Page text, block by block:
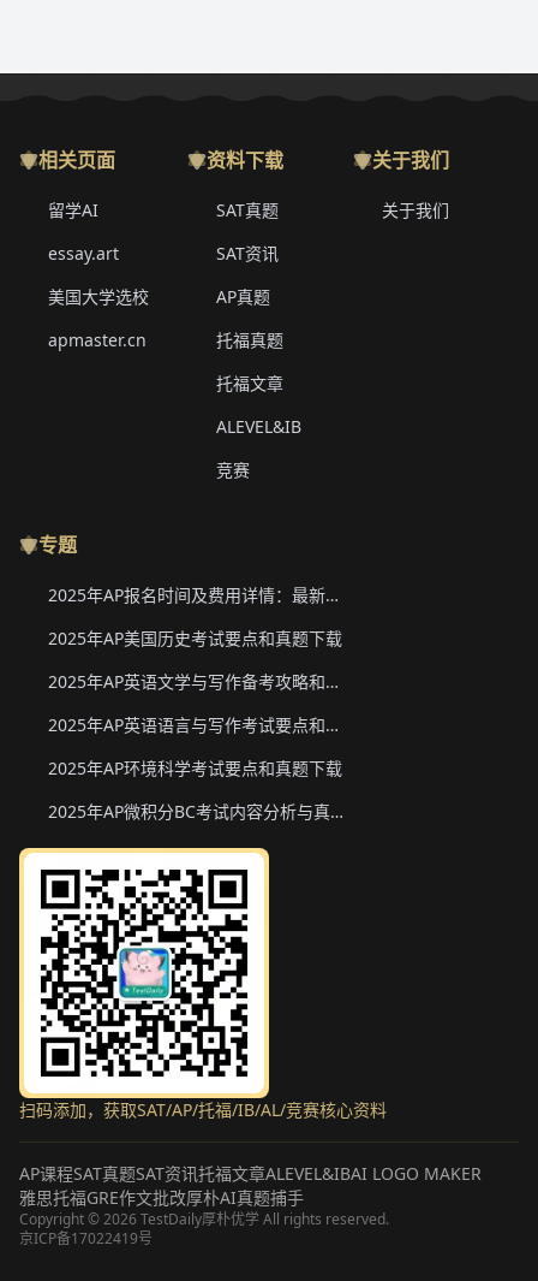
相关页面
留学AI
essay.art
美国大学选校
apmaster.cn
资料下载
SAT真题
SAT资讯
AP真题
托福真题
托福文章
ALEVEL&IB
竞赛
关于我们
关于我们
专题
2025年AP报名时间及费用详情：最新香港、韩国、新加坡二轮报名信息
2025年AP美国历史考试要点和真题下载
2025年AP英语文学与写作备考攻略和真题下载
2025年AP英语语言与写作考试要点和真题下载
2025年AP环境科学考试要点和真题下载
2025年AP微积分BC考试内容分析与真题下载
扫码添加，获取SAT/AP/托福/IB/AL/竞赛核心资料
AP课程SAT真题SAT资讯托福文章ALEVEL&IBAI LOGO MAKER
雅思托福GRE作文批改厚朴AI真题捕手
Copyright ©2026 TestDaily厚朴优学 All rights reserved.
京ICP备17022419号